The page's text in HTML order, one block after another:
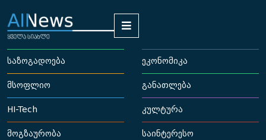
საზოგადოება ეკონომიკა
მსოფლიო განათლება
HI-Tech კულტურა
მოგზაურობა საინტერესო